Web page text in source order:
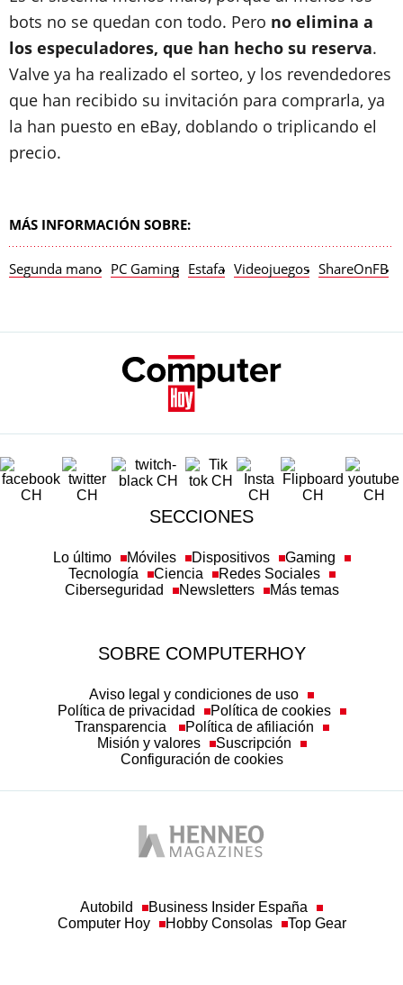
bots no se quedan con todo. Pero no elimina a
los especuladores, que han hecho su reserva.
Valve ya ha realizado el sorteo, y los revendedores
que han recibido su invitación para comprarla, ya
la han puesto en eBay, doblando o triplicando el
precio.
MÁS INFORMACIÓN SOBRE:
Segunda mano PC Gaming Estafa Videojuegos ShareOnFB
SECCIONES
Lo último Móviles Dispositivos
Gaming
Tecnología
Ciencia
Redes Sociales
Ciberseguridad
Newsletters Más temas
SOBRE COMPUTERHOY
Aviso legal y condiciones de uso
Política de privacidad
Política de cookies
Transparencia
Política de afiliación
Misión y valores
Suscripción
Configuración de cookies
Autobild
Business Insider España
Computer Hoy
Hobby Consolas Top Gear